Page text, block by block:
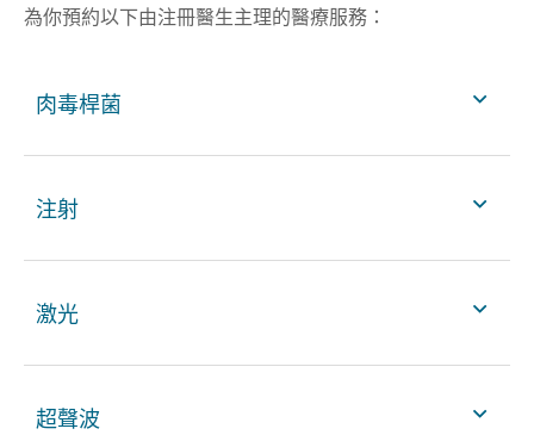
為你預約以下由注冊醫生主理的醫療服務：
肉毒桿菌
注射
激光
超聲波